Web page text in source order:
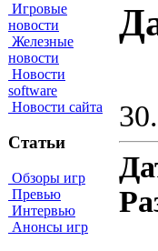
Игровые
новости
Железные
новости
Новости
software
Новости сайта
Статьи
Обзоры игр
Превью
Интервью
Анонсы игр